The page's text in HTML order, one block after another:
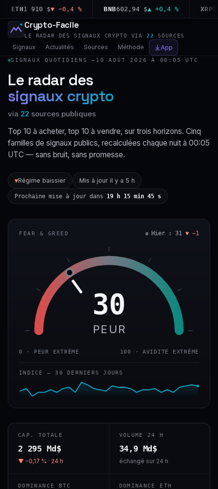
ETH1 910 $▼ −0,4 % BNB602,94 $▲ +0,4 % XRP
Crypto-Facile
LE RADAR DES SIGNAUX CRYPTO VIA 22 SOURCES
Signaux Actualités Sources Méthode App
SIGNAUX QUOTIDIENS — 10 AOÛT 2026 À 00:05 UTC
Le radar des
signaux crypto
via 22 sources publiques
Top 10 à acheter, top 10 à vendre, sur trois horizons. Cinq
familles de signaux publics, recalculées chaque nuit à 00:05
UTC — sans bruit, sans promesse.
▼Régime baissier Mis à jour il y a 5 h
Prochaine mise à jour dans 19 h 15 min 44 s
FEAR & GREED Hier : 31 ▼ −1
30
PEUR
0 · PEUR EXTRÊME 100 · AVIDITÉ EXTRÊME
INDICE — 30 DERNIERS JOURS
CAP. TOTALE
2 295 Md$
▼ −0,17 % · 24 h
VOLUME 24 H
34,9 Md$
échangé sur 24 h
DOMINANCE BTC DOMINANCE ETH